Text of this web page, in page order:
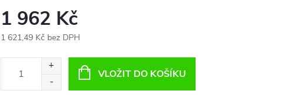
1 962 Kč
1 621,49 Kč bez DPH
VLOŽIT DO KOŠÍKU